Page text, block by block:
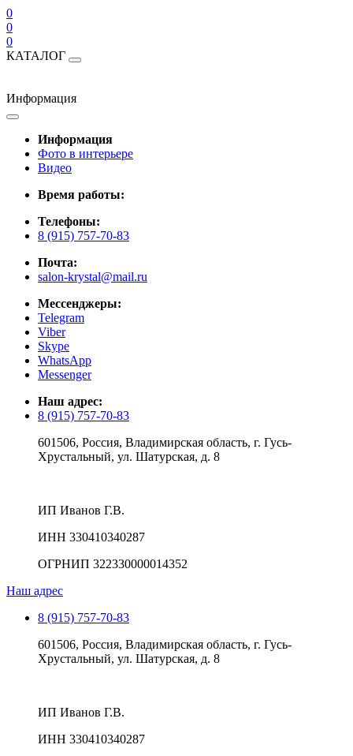
0
0
0
КАТАЛОГ
Информация
Информация
Фото в интерьере
Видео
Время работы:
Телефоны:
8 (915) 757-70-83
Почта:
salon-krystal@mail.ru
Мессенджеры:
Telegram
Viber
Skype
WhatsApp
Messenger
Наш адрес:
8 (915) 757-70-83
601506, Россия, Владимирская область, г. Гусь-
Хрустальный, ул. Шатурская, д. 8
ИП Иванов Г.В.
ИНН 330410340287
ОГРНИП 322330000014352
Наш адрес
8 (915) 757-70-83
601506, Россия, Владимирская область, г. Гусь-
Хрустальный, ул. Шатурская, д. 8
ИП Иванов Г.В.
ИНН 330410340287